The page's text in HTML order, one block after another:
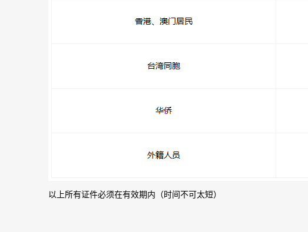
以上所有证件必须在有效期内（时间不可太短）